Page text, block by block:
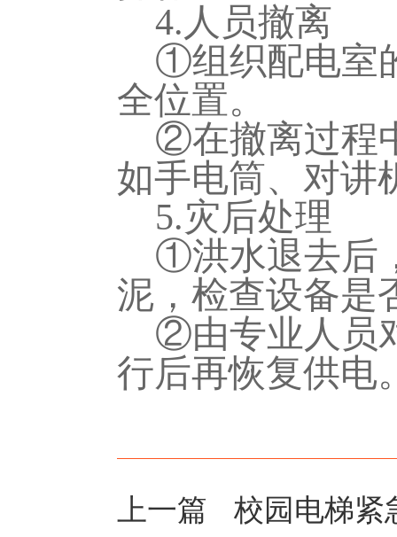
4.人员撤离
①组织配电室
全位置。
②在撤离过程
如手电筒、对讲
5.灾后处理
①洪水退去后
泥，检查设备是
②由专业人员
行后再恢复供电
上一篇 校园电梯紧